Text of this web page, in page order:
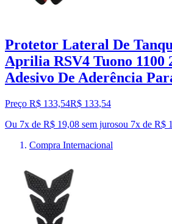
Protetor Lateral De
Aprilia RSV4 Tuono 1100
Adesivo De Aderência
Preço R$ 133,54R$ 133,54
Ou 7x de R$ 19,08 sem jurosou 7x de R$
Compra Internacional